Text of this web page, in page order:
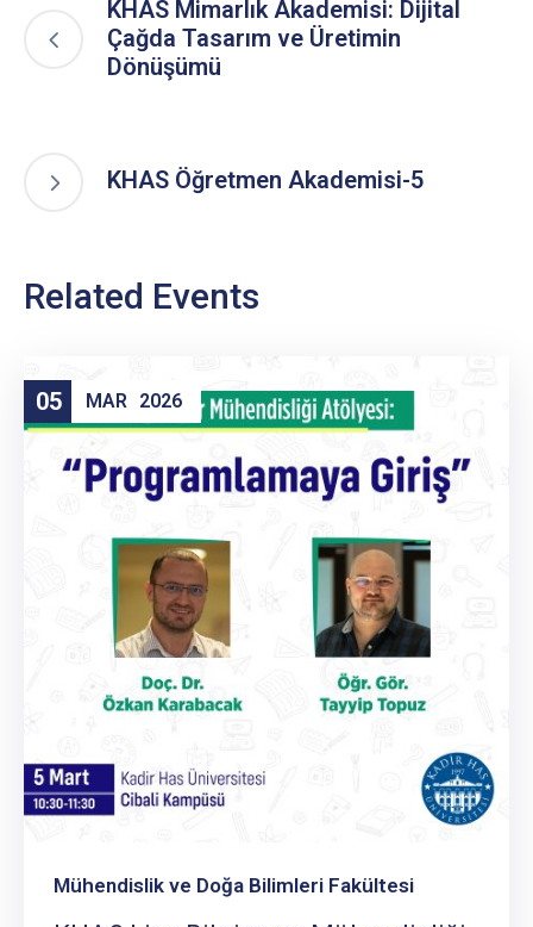
KHAS Mimarlık Akademisi: Dijital
Çağda Tasarım ve Üretimin
Dönüşümü
KHAS Öğretmen Akademisi-5
Related Events
05 MAR 2026
Mühendislik ve Doğa Bilimleri Fakültesi